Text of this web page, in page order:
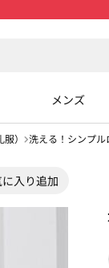
メンズ
） 洗える！シンプル